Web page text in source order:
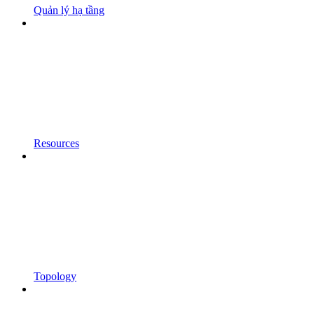
Quản lý hạ tầng
Resources
Topology